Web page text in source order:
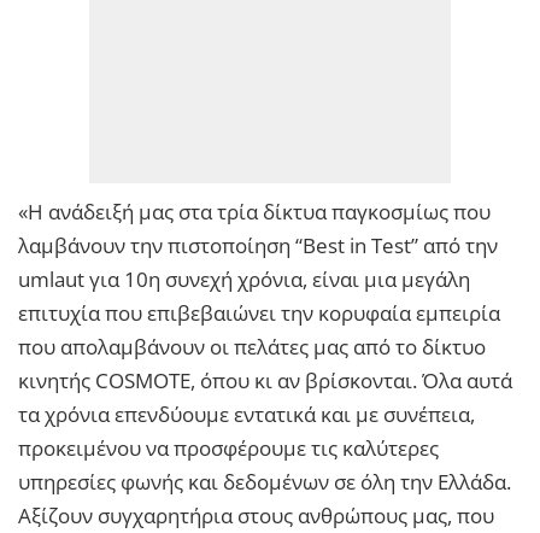
«Η ανάδειξή μας στα τρία δίκτυα παγκοσμίως που
λαμβάνουν την πιστοποίηση “Best in Test” από την
umlaut για 10η συνεχή χρόνια, είναι μια μεγάλη
επιτυχία που επιβεβαιώνει την κορυφαία εμπειρία
που απολαμβάνουν οι πελάτες μας από το δίκτυο
κινητής COSMOTE, όπου κι αν βρίσκονται. Όλα αυτά
τα χρόνια επενδύουμε εντατικά και με συνέπεια,
προκειμένου να προσφέρουμε τις καλύτερες
υπηρεσίες φωνής και δεδομένων σε όλη την Ελλάδα.
Αξίζουν συγχαρητήρια στους ανθρώπους μας, που